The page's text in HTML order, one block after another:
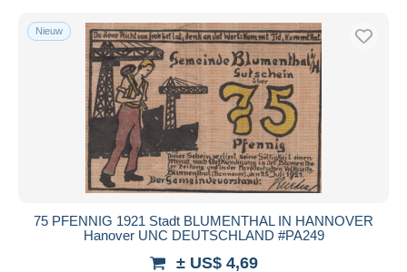
Nieuw
75 PFENNIG 1921 Stadt BLUMENTHAL IN HANNOVER
Hanover UNC DEUTSCHLAND #PA249
± US$ 4,69